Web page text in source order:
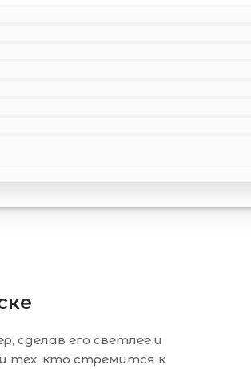
сделав его светлее и
тех, кто стремится к